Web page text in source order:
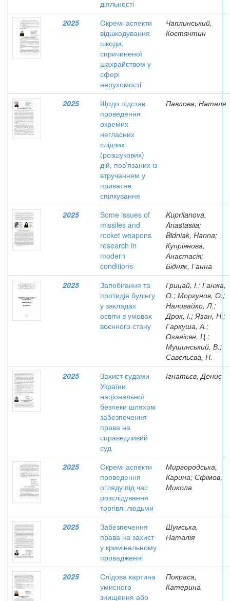
діяльності
2025
Окремі аспекти
відшкодування
шкоди,
спричиненої
шахрайством у
сфері
нерухомості
Чаплинський,
Костянтин
2025
Щодо підстав
проведення
окремих
негласних
слідчих
(розшукових)
дій, пов’язаних із
втручанням у
приватне
спілкування
Павлова, Наталя
2025
Some issues of
missiles and
rocket weapons
research in
modern
conditions
Kupriianova,
Anastasiia;
Bidniak, Hanna;
Купріянова,
Анастасія;
Бідняк, Ганна
2025
Запобігання та
протидія булінгу
у закладах
освіти в умовах
воєнного стану
Грицай, І.; Ганжа,
О.; Моргунов, О.;
Наливайко, Л.;
Дрок, І.; Язан, Н.;
Гаркуша, А.;
Оганісян, Ц.;
Мушинський, В.;
Савєльєва, Н.
2025
Захист судами
України
національної
безпеки шляхом
забезпечення
права на
справедливий
суд
Ігнатьєв, Денис
2025
Окремі аспекти
проведення
огляду під час
розслідування
торгівлі людьми
Миргородська,
Карина; Єфімов,
Микола
2025
Забезпечення
права на захист
у кримінальному
провадженні
Шумська,
Наталія
2025
Слідова картина
умисного
знищення або
Покраса,
Катерина